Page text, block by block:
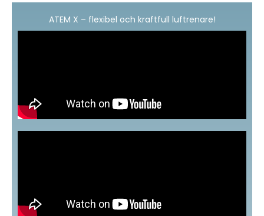
ATEM X – flexibel och kraftfull luftrenare!